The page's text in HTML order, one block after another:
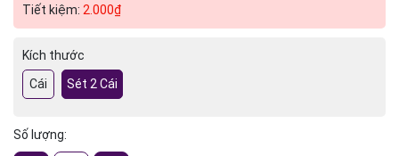
Tiết kiệm: 2.000₫
Kích thước
Cái
Sét 2 Cái
Số lượng: